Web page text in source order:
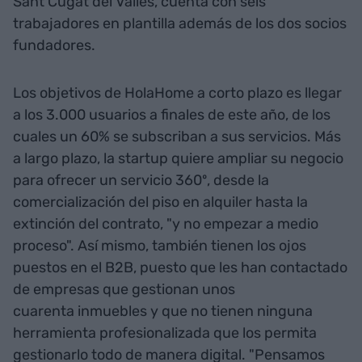
trabajadores en plantilla además de los dos socios
fundadores.
Los objetivos de HolaHome a corto plazo es llegar
a los 3.000 usuarios a finales de este año, de los
cuales un 60% se subscriban a sus servicios. Más
a largo plazo, la startup quiere ampliar su negocio
para ofrecer un servicio 360º, desde la
comercialización del piso en alquiler hasta la
extinción del contrato, "y no empezar a medio
proceso". Así mismo, también tienen los ojos
puestos en el B2B, puesto que les han contactado
de empresas que gestionan unos
cuarenta inmuebles y que no tienen ninguna
herramienta profesionalizada que los permita
gestionarlo todo de manera digital. "Pensamos